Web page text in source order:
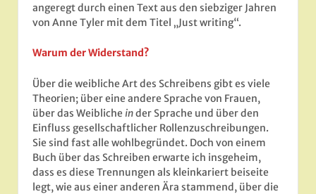
angeregt durch einen Text aus den siebziger Jahren
von Anne Tyler mit dem Titel „Just writing“.
Warum der Widerstand?
Über die weibliche Art des Schreibens gibt es viele
Theorien; über eine andere Sprache von Frauen,
über das Weibliche inder Sprache und über den
Einfluss gesellschaftlicher Rollenzuschreibungen.
Sie sind fast alle wohlbegründet. Doch von einem
Buch über das Schreiben erwarte ich insgeheim,
dass es diese Trennungen als kleinkariert beiseite
legt, wie aus einer anderen Ära stammend, über die